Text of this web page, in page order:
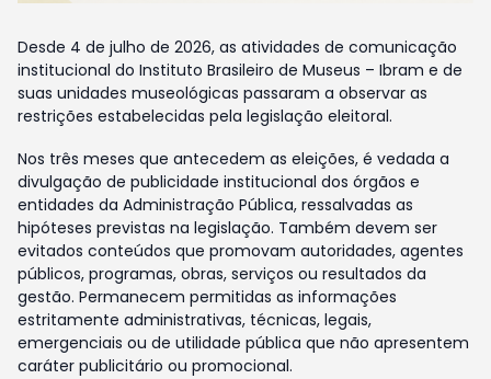
Desde 4 de julho de 2026, as atividades de comunicação
institucional do Instituto Brasileiro de Museus – Ibram e de
suas unidades museológicas passaram a observar as
restrições estabelecidas pela legislação eleitoral.
Nos três meses que antecedem as eleições, é vedada a
divulgação de publicidade institucional dos órgãos e
entidades da Administração Pública, ressalvadas as
hipóteses previstas na legislação. Também devem ser
evitados conteúdos que promovam autoridades, agentes
públicos, programas, obras, serviços ou resultados da
gestão. Permanecem permitidas as informações
estritamente administrativas, técnicas, legais,
emergenciais ou de utilidade pública que não apresentem
caráter publicitário ou promocional.